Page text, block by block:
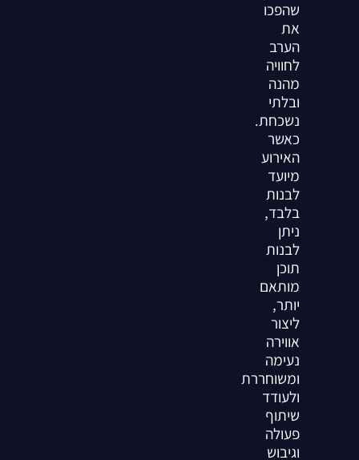
שהפכו
את
הערב
לחוויה
מהנה
ובלתי
נשכחת.
כאשר
האירוע
מיועד
לבנות
בלבד,
ניתן
לבנות
תוכן
מותאם
יותר,
ליצור
אווירה
נעימה
ומשוחררת
ולעודד
שיתוף
פעולה
וגיבוש